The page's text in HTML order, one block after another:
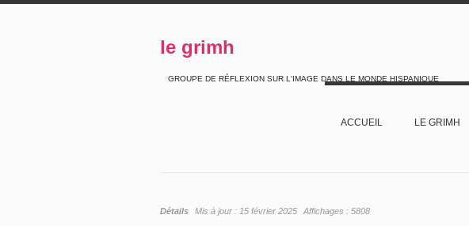
le grimh
GROUPE DE RÉFLEXION SUR L'IMAGE DANS LE MONDE HISPANIQUE
ACCUEIL LE GRIMH
Détails Mis à jour : 15 février 2025 Affichages : 5808